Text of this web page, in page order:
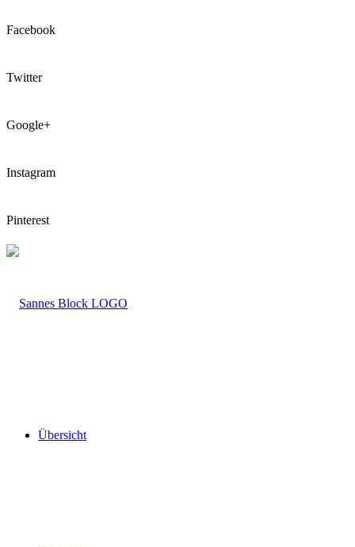
Facebook
Twitter
Google+
Instagram
Pinterest
LOGO
Übersicht